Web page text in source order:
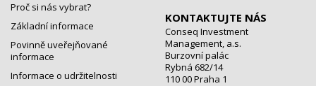
Proč si nás vybrat?
Základní informace
Povinně uveřejňované
informace
Informace o udržitelnosti
KONTAKTUJTE NÁS
Conseq Investment
Management, a.s.
Burzovní palác
Rybná 682/14
110 00 Praha 1